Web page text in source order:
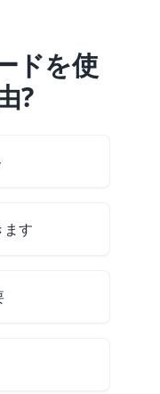
ドを使
?
す